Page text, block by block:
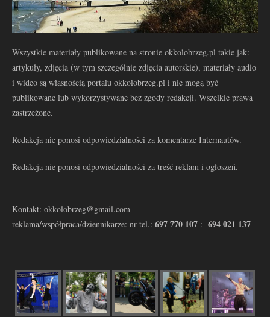
Wszystkie materiały publikowane na stronie okkolobrzeg.pl takie jak:
artykuły, zdjęcia (w tym szczególnie zdjęcia autorskie), materiały audio
i wideo są własnością portalu okkolobrzeg.pl i nie mogą być
publikowane lub wykorzystywane bez zgody redakcji. Wszelkie prawa
zastrzeżone.
Redakcja nie ponosi odpowiedzialności za komentarze Internautów.
Redakcja nie ponosi odpowiedzialności za treść reklam i ogłoszeń.
Kontakt: okkolobrzeg@gmail.com
reklama/współpraca/dziennikarze: nr tel.: 697 770 107 : 694 021 137